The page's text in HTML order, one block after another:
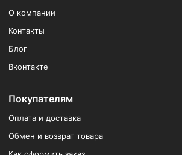
О компании
Контакты
Блог
Вконтакте
Покупателям
Оплата и доставка
Обмен и возврат товара